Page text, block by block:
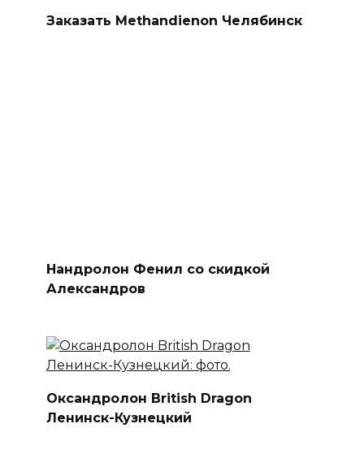
Заказать Methandienon Челябинск
Нандролон Фенил со скидкой
Александров
Оксандролон British Dragon
Ленинск-Кузнецкий